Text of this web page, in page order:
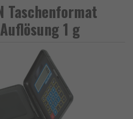
Taschenformat
1 g